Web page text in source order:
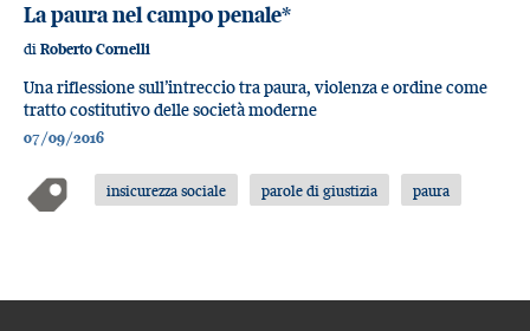
La paura nel campo penale*
di Roberto Cornelli
Una riflessione sull’intreccio tra paura, violenza e ordine come
tratto costitutivo delle società moderne
07/09/2016
insicurezza sociale parole di giustizia paura